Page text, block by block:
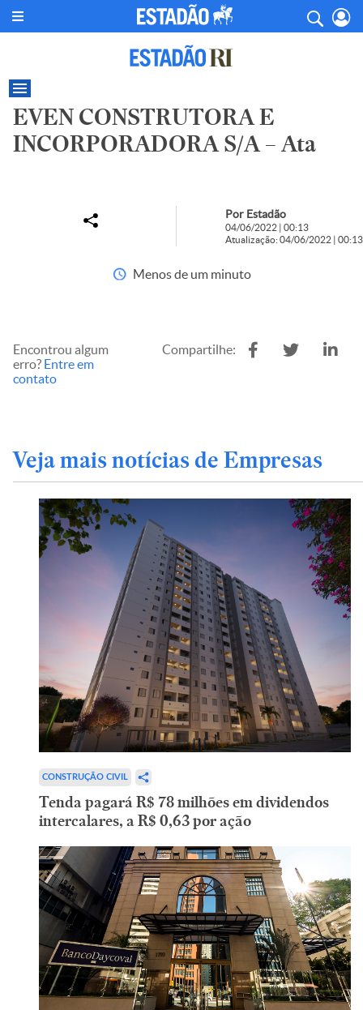
EVEN CONSTRUTORA E
INCORPORADORA S/A – Ata
Por Estadão
04/06/2022 | 00:13
Atualização: 04/06/2022 | 00:13
Menos de um minuto
Encontrou algum
erro? Entre em
contato
Compartilhe:
Veja mais notícias de Empresas
CONSTRUÇÃO CIVIL
Tenda pagará R$ 78 milhões em dividendos
intercalares, a R$ 0,63 por ação